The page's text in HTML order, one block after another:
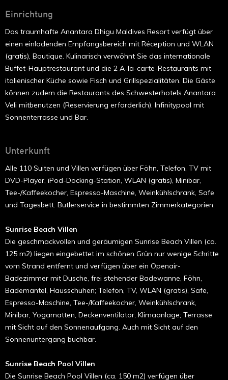
Einrichtung
Das traumhafte Anantara Dhigu Maldives Resort verfügt über
einen einladenden Empfangsbereich mit Réception und WLAN
(gratis), Boutique. Kulinarisch verwöhnt Sie das internationale
Buffet-Hauptrestaurant und die 2 A-la-carte-Restaurants mit
italienischer Küche sowie Fisch und Grillspezialitäten. Die Gäste
können zudem die Restaurants des Schwesterhotels Anantara
Veli mitbenutzen (Reservierung erforderlich). Infinitypool mit
Sonnenterrasse und Bar.
Unterkunft
Alle 110 Suiten und Villen verfügen über Föhn, Telefon, TV mit
DVD-Player, iPod-Docking-Station, WLAN (gratis), Minibar,
Tee-/Kaffeekocher, Espresso-Maschine, Weinkühlschrank, Safe
und Tagesbett. Butlerservice in bestimmten Zimmerkategorien.
Sunrise Beach Villen
Die geschmackvollen und geräumigen Sunrise Beach Villen (ca.
125 m2) liegen eingebettet im schönen Grün nur wenige Schritte
vom Strand entfernt und verfügen über ein Openair-
Badezimmer mit Dusche, frei stehender Badewanne, Föhn,
Bademantel, Hausschuhen; Telefon, TV, WLAN (gratis), Safe,
Espresso-Maschine, Tee-/Kaffeekocher, Weinkühlschrank,
Minibar, Yogamatten, Deckenventilator, Klimaanlage; Terrasse
mit Sicht auf den Sonnenaufgang. Auch mit Sicht auf den
Sonnenuntergang buchbar.
Sunrise Beach Pool Villen
Die Sunrise Beach Pool Villen (ca. 150 m2) verfügen über